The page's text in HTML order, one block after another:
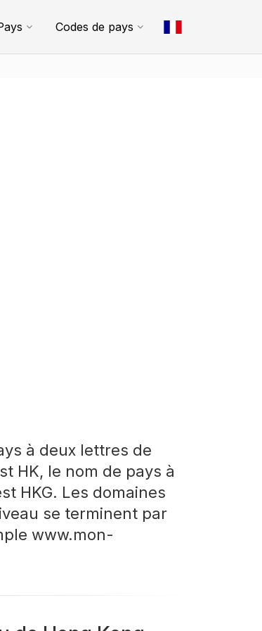
Codes de pays
à deux lettres de
HK, le nom de pays à
HKG. Les domaines
se terminent par
www.mon-